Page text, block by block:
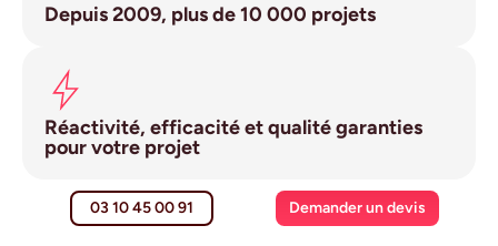
Depuis 2009, plus de 10 000 projets
Réactivité, efficacité et qualité garanties
pour votre projet
03 10 45 00 91 Demander un devis